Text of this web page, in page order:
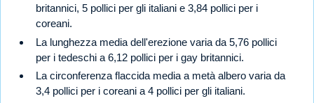
britannici, 5 pollici per gli italiani e 3,84 pollici per i
coreani.
La lunghezza media dell'erezione varia da 5,76 pollici
per i tedeschi a 6,12 pollici per i gay britannici.
La circonferenza flaccida media a metà albero varia da
3,4 pollici per i coreani a 4 pollici per gli italiani.